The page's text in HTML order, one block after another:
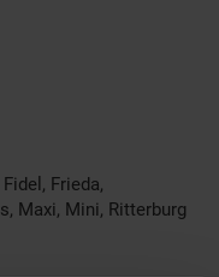
Frieda,
Maxi, Mini, Ritterburg